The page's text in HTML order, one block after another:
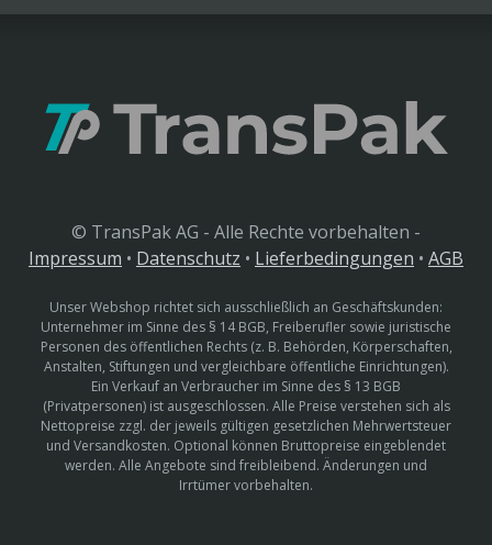
© TransPak AG - Alle Rechte vorbehalten -
Impressum • Datenschutz • Lieferbedingungen • AGB
Unser Webshop richtet sich ausschließlich an Geschäftskunden:
Unternehmer im Sinne des § 14 BGB, Freiberufler sowie juristische
Personen des öffentlichen Rechts (z. B. Behörden, Körperschaften,
Anstalten, Stiftungen und vergleichbare öffentliche Einrichtungen).
Ein Verkauf an Verbraucher im Sinne des § 13 BGB
(Privatpersonen) ist ausgeschlossen. Alle Preise verstehen sich als
Nettopreise zzgl. der jeweils gültigen gesetzlichen Mehrwertsteuer
und Versandkosten. Optional können Bruttopreise eingeblendet
werden. Alle Angebote sind freibleibend. Änderungen und
Irrtümer vorbehalten.